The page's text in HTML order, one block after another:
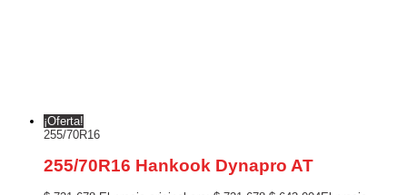
¡Oferta!
255/70R16
255/70R16 Hankook Dynapro AT